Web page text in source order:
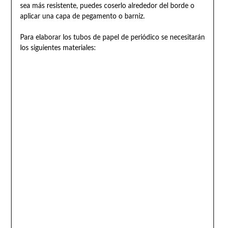
sea más resistente, puedes coserlo alrededor del borde o
aplicar una capa de pegamento o barniz.
Para elaborar los tubos de papel de periódico se necesitarán
los siguientes materiales: